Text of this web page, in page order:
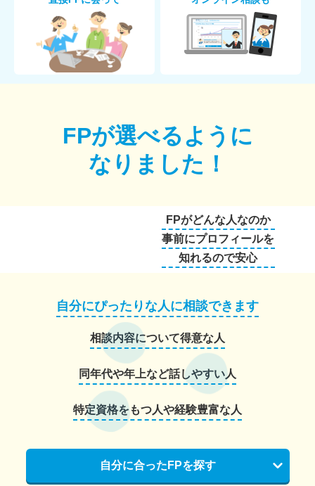
FPが選べるように
なりました！
FPがどんな人なのか
事前にプロフィールを
知れるので安心
自分にぴったりな人に相談できます
相談内容について得意な人
同年代や年上など話しやすい人
特定資格をもつ人や経験豊富な人
自分に合ったFPを探す